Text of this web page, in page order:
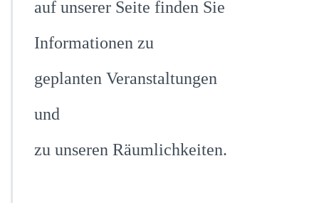
auf unserer Seite finden Sie
Informationen zu
geplanten Veranstaltungen
und
zu unseren Räumlichkeiten.